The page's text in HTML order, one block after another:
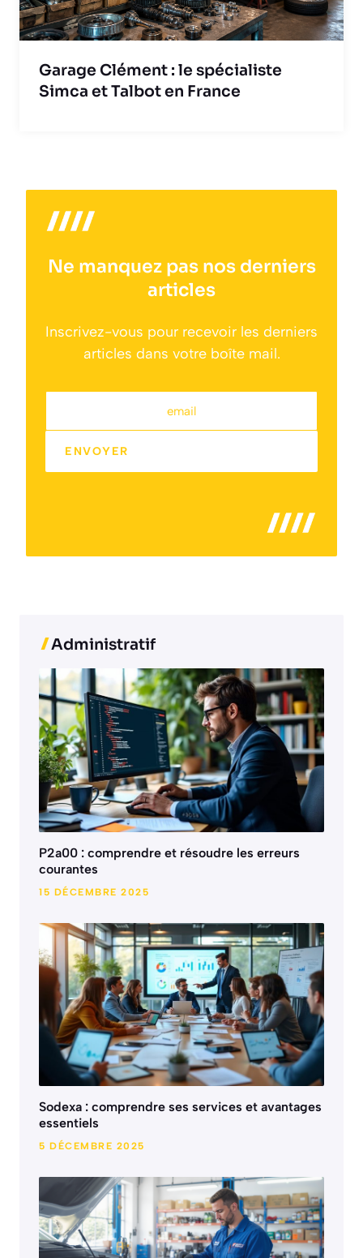
Garage Clément : le spécialiste
Simca et Talbot en France
Ne manquez pas nos derniers
articles
Inscrivez-vous pour recevoir les derniers
articles dans votre boîte mail.
email
ENVOYER
Administratif
P2a00 : comprendre et résoudre les erreurs
courantes
15 DÉCEMBRE 2025
Sodexa : comprendre ses services et avantages
essentiels
5 DÉCEMBRE 2025